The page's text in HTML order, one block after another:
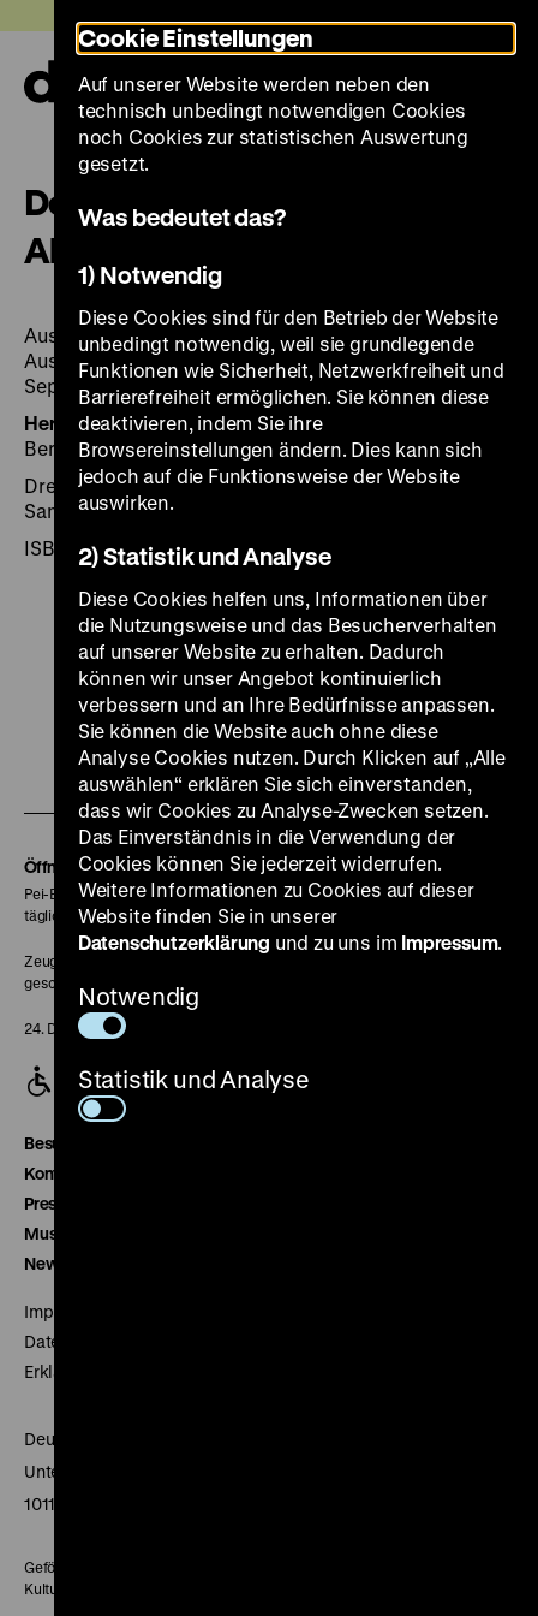
zum
Seiteninhalt
springen
Deutsche und Polen – 1.9.39.
Abgründe und Hoffnungen
Ausstellung Deutsches Historisches Museum, Berlin,
Ausstellungshalle von I. M. Pei, 28. Mai bis 6.
September 2009
Herausgegeben von:Hrsg.: Burkhard Asmuss und
Bernd Ulrich. [Übers.: Mirjam Jahr ...].
Dresden 2009, 272 Seiten: zahlr. Ill. Text dt. und poln.,
Sandstein
ISBN 978-3-940319-66-1
Zu
unserer
Instagram
Seite
Zu
unserer
YouTube
Seite
Zu
unserer
Facebook
Seite
Zu
unserer
LinkedIn
Seite
Zu
Seite
Zu
unserer
Soundcloud
Seite
Öffnungszeiten
Pei-Bau:
täglich 10-18 Uhr
Zeughaus:
geschlossen
24. Dezember geschlossen
Besucherservice
Kontakt
Presse
Museumsverein
Newsletter
Impressum
Datenschutz
Erklärung digitale Barrierefreiheit
Deutsches Historisches Museum
Unter den Linden 2
10117 Berlin
Gefördert mit Mitteln des Beauftragten der Bundesregierung für
Kultur und Medien
Cookie Einstellungen
Auf unserer Website werden neben den
technisch unbedingt notwendigen Cookies
noch Cookies zur statistischen Auswertung
gesetzt.
Was bedeutet das?
1) Notwendig
Diese Cookies sind für den Betrieb der Website
unbedingt notwendig, weil sie grundlegende
Funktionen wie Sicherheit, Netzwerkfreiheit und
Barrierefreiheit ermöglichen. Sie können diese
deaktivieren, indem Sie ihre
Browsereinstellungen ändern. Dies kann sich
jedoch auf die Funktionsweise der Website
auswirken.
2) Statistik und Analyse
Diese Cookies helfen uns, Informationen über
die Nutzungsweise und das Besucherverhalten
auf unserer Website zu erhalten. Dadurch
können wir unser Angebot kontinuierlich
verbessern und an Ihre Bedürfnisse anpassen.
Sie können die Website auch ohne diese
Analyse Cookies nutzen. Durch Klicken auf „Alle
auswählen“ erklären Sie sich einverstanden,
dass wir Cookies zu Analyse-Zwecken setzen.
Das Einverständnis in die Verwendung der
Cookies können Sie jederzeit widerrufen.
Weitere Informationen zu Cookies auf dieser
Website finden Sie in unserer
Datenschutzerklärung und zu uns im Impressum.
Notwendig
Statistik und Analyse